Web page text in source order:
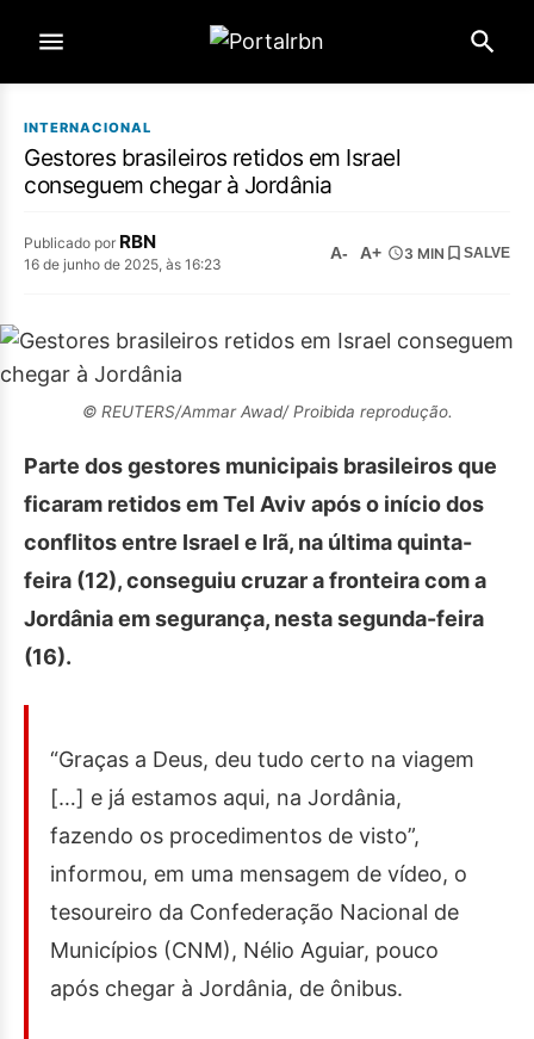
INTERNACIONAL
Gestores brasileiros retidos em Israel
conseguem chegar à Jordânia
Publicado por RBN
16 de junho de 2025, às 16:23
A- A+ 3 MIN SALVE
© REUTERS/Ammar Awad/ Proibida reprodução.
Parte dos gestores municipais brasileiros que
ficaram retidos em Tel Aviv após o início dos
conflitos entre Israel e Irã, na última quinta-
feira (12), conseguiu cruzar a fronteira com a
Jordânia em segurança, nesta segunda-feira
(16).
“Graças a Deus, deu tudo certo na viagem
[…] e já estamos aqui, na Jordânia,
fazendo os procedimentos de visto”,
informou, em uma mensagem de vídeo, o
tesoureiro da Confederação Nacional de
Municípios (CNM), Nélio Aguiar, pouco
após chegar à Jordânia, de ônibus.